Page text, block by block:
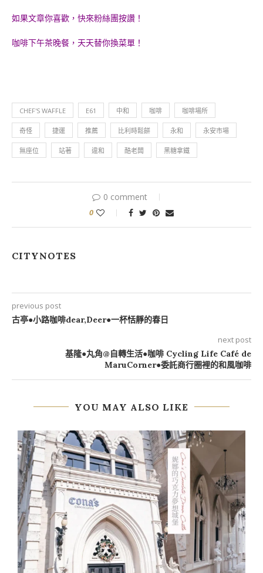
如果文章你喜歡，快來粉絲團按讚！
咖啡下午茶晚餐，天天替你換菜單！
CHEF'S WAFFLE E61 中和 咖啡 咖啡場所
奇怪 捷運 推薦 比利時鬆餅 永和 永安市場
無座位 站著 違和 酷老闆 黑糖拿鐵
0 comment
0
CITYNOTES
previous post
古亭●小路咖啡dear,Deer●一杯恬靜的春日
next post
基隆●丸角@自轉生活●咖啡 Cycling Life Café de
MaruCorner●委託商行圈裡的和風咖啡
YOU MAY ALSO LIKE